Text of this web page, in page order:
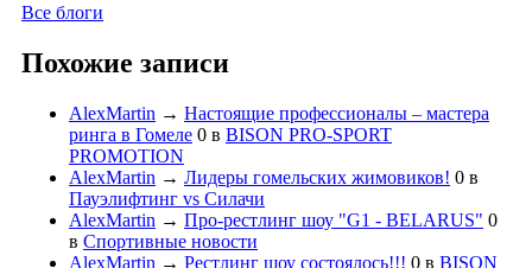
Все блоги
Похожие записи
AlexMartin → Настоящие профессионалы – мастера
ринга в Гомеле 0 в BISON PRO-SPORT
PROMOTION
AlexMartin → Лидеры гомельских жимовиков! 0 в
Пауэлифтинг vs Силачи
AlexMartin → Про-рестлинг шоу "G1 - BELARUS" 0
в Спортивные новости
AlexMartin → Рестлинг шоу состоялось!!! 0 в BISON